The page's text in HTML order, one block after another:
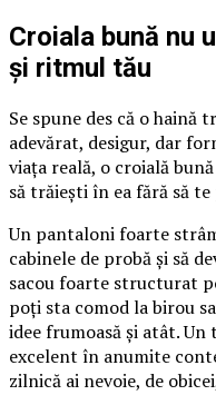
Croiala bună nu
și ritmul tău
Se spune des că o haină
adevărat, desigur, dar
viața reală, o croială
să trăiești în ea fără să te
Un pantaloni foarte
cabinele de probă și să
sacou foarte structurat
poți sta comod la birou
idee frumoasă și atât.
excelent în anumite
zilnică ai nevoie, de